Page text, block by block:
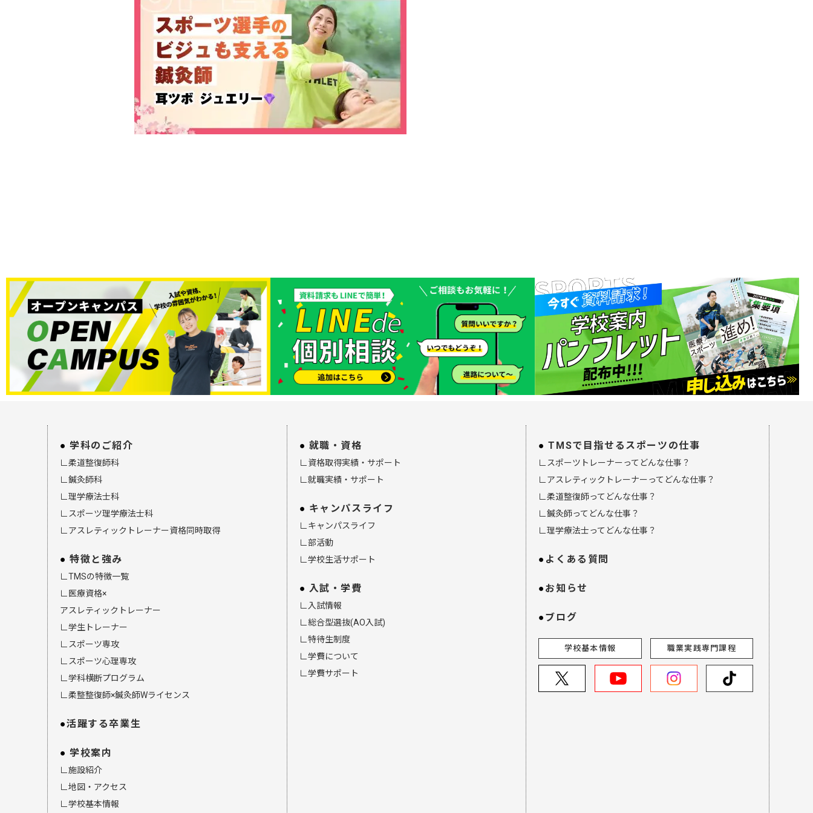
学科のご紹介
∟柔道整復師科
∟鍼灸師科
∟理学療法士科
∟スポーツ理学療法士科
∟アスレティックトレーナー資格同時取得
特徴と強み
∟TMSの特徴一覧
∟医療資格×
アスレティックトレーナー
∟学生トレーナー
∟スポーツ専攻
∟スポーツ心理専攻
∟学科横断プログラム
∟柔整整復師×鍼灸師Wライセンス
活躍する卒業生
学校案内
∟施設紹介
∟地図・アクセス
∟学校基本情報
就職・資格
∟資格取得実績・サポート
∟就職実績・サポート
キャンパスライフ
∟キャンパスライフ
∟部活動
∟学校生活サポート
入試・学費
∟入試情報
∟総合型選抜(AO入試)
∟特待生制度
∟学費について
∟学費サポート
TMSで目指せるスポーツの仕事
∟スポーツトレーナーってどんな仕事？
∟アスレティックトレーナーってどんな仕事？
∟柔道整復師ってどんな仕事？
∟鍼灸師ってどんな仕事？
∟理学療法士ってどんな仕事？
よくある質問
お知らせ
ブログ
学校基本情報 職業実践専門課程